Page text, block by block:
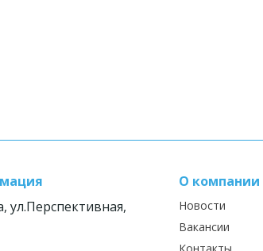
ул.Перспективная,
О компании
Новости
Вакансии